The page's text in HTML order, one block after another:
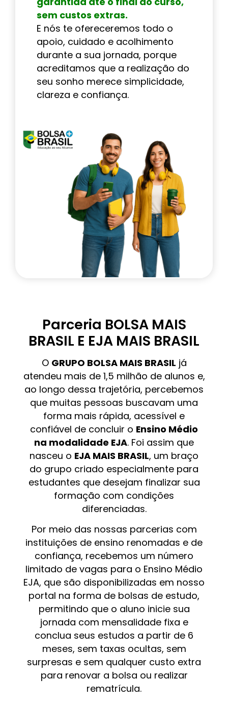
sem custos extras.
E nós te ofereceremos todo o
apoio, cuidado e acolhimento
durante a sua jornada, porque
acreditamos que a realização do
seu sonho merece simplicidade,
clareza e confiança.
Parceria BOLSA MAIS
BRASIL E EJA MAIS BRASIL
O GRUPO BOLSA MAIS BRASIL já
atendeu mais de 1,5 milhão de alunos e,
ao longo dessa trajetória, percebemos
que muitas pessoas buscavam uma
forma mais rápida, acessível e
confiável de concluir o Ensino Médio
na modalidade EJA. Foi assim que
nasceu o EJA MAIS BRASIL, um braço
do grupo criado especialmente para
estudantes que desejam finalizar sua
formação com condições
diferenciadas.
Por meio das nossas parcerias com
instituições de ensino renomadas e de
confiança, recebemos um número
limitado de vagas para o Ensino Médio
EJA, que são disponibilizadas em nosso
portal na forma de bolsas de estudo,
permitindo que o aluno inicie sua
jornada com mensalidade fixa e
conclua seus estudos a partir de 6
meses, sem taxas ocultas, sem
surpresas e sem qualquer custo extra
para renovar a bolsa ou realizar
rematrícula.